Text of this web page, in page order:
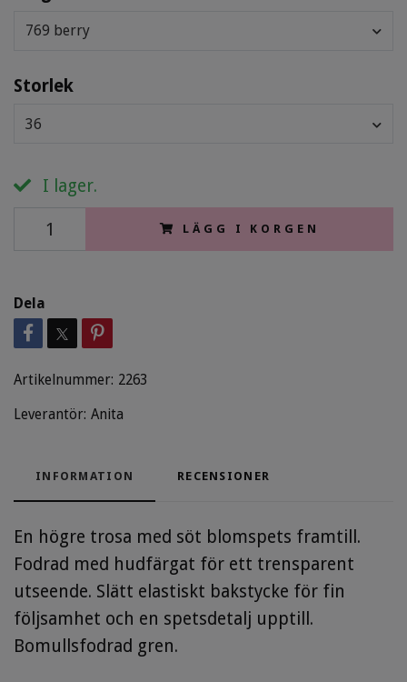
769 berry
Storlek
36
I lager.
LÄGG I KORGEN
Dela
Artikelnummer: 2263
Leverantör: Anita
INFORMATION RECENSIONER
En högre trosa med söt blomspets framtill.
Fodrad med hudfärgat för ett trensparent
utseende. Slätt elastiskt bakstycke för fin
följsamhet och en spetsdetalj upptill.
Bomullsfodrad gren.